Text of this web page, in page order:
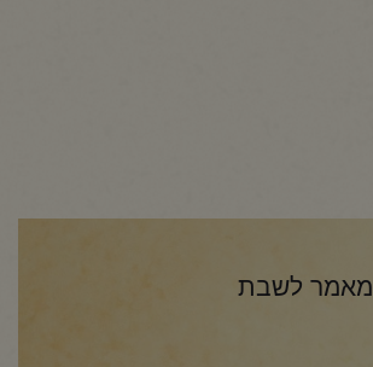
מאמר לשבת